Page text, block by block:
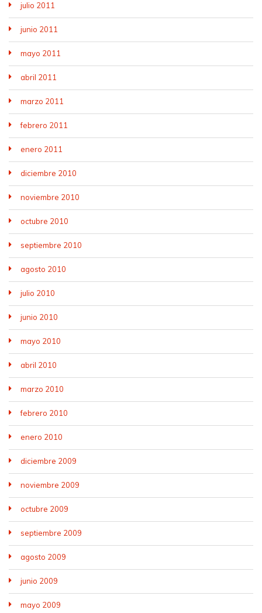
julio 2011
junio 2011
mayo 2011
abril 2011
marzo 2011
febrero 2011
enero 2011
diciembre 2010
noviembre 2010
octubre 2010
septiembre 2010
agosto 2010
julio 2010
junio 2010
mayo 2010
abril 2010
marzo 2010
febrero 2010
enero 2010
diciembre 2009
noviembre 2009
octubre 2009
septiembre 2009
agosto 2009
junio 2009
mayo 2009